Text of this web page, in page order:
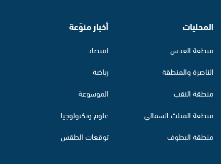
المحليات
منطقة القدس
الناصرة والمنطقة
منطقة النقب
منطقة المثلث الشمالي
منطقة البطوف
أخبار منوّعة
اقتصاد
رياضة
الموسوعة
علوم وتكنولوجيا
توقعات الطقس